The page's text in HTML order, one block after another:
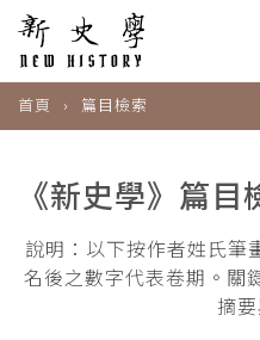
首頁 篇目檢索
《新史學》篇目
說明：以下按作者姓氏筆
名後之數字代表卷期。關
摘